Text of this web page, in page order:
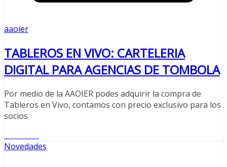
aaoier
TABLEROS EN VIVO: CARTELERIA
DIGITAL PARA AGENCIAS DE TOMBOLA
Por medio de la AAOIER podes adquirir la compra de
Tableros en Vivo, contamos con precio exclusivo para los
socios
Novedades